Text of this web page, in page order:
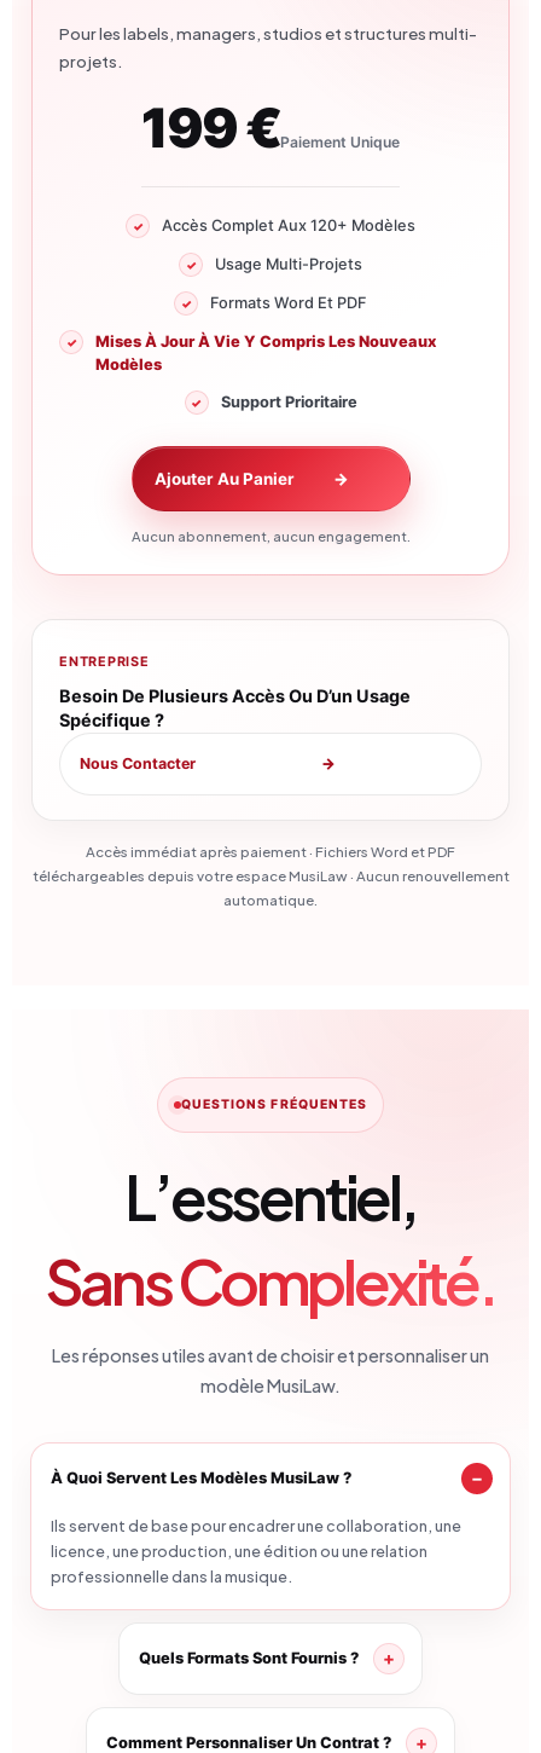
Pour les labels, managers, studios et structures multi-
projets.
199 €Paiement Unique
Accès Complet Aux 120+ Modèles
Usage Multi-Projets
Formats Word Et PDF
Mises À Jour À Vie Y Compris Les Nouveaux
Modèles
Support Prioritaire
Ajouter Au Panier →
Aucun abonnement, aucun engagement.
ENTREPRISE
Besoin De Plusieurs Accès Ou D’un Usage
Spécifique ?
Nous Contacter →
Accès immédiat après paiement · Fichiers Word et PDF
téléchargeables depuis votre espace MusiLaw · Aucun renouvellement
automatique.
QUESTIONS FRÉQUENTES
L’essentiel,
Sans Complexité.
Les réponses utiles avant de choisir et personnaliser un
modèle MusiLaw.
À Quoi Servent Les Modèles MusiLaw ?
Ils servent de base pour encadrer une collaboration, une
licence, une production, une édition ou une relation
professionnelle dans la musique.
Quels Formats Sont Fournis ?
Comment Personnaliser Un Contrat ?